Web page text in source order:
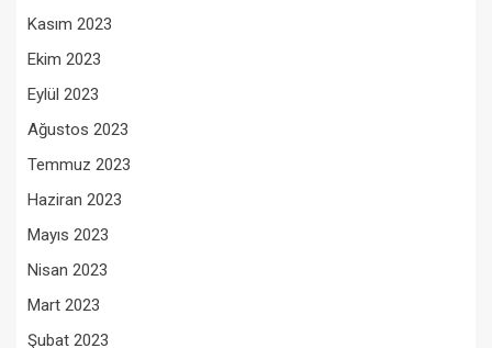
Kasım 2023
Ekim 2023
Eylül 2023
Ağustos 2023
Temmuz 2023
Haziran 2023
Mayıs 2023
Nisan 2023
Mart 2023
Şubat 2023